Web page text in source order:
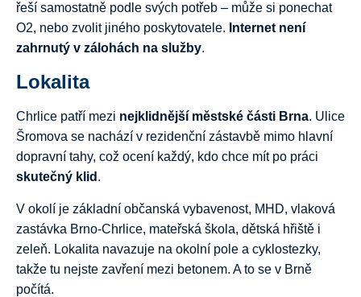
řeší samostatně podle svých potřeb – může si ponechat
O2, nebo zvolit jiného poskytovatele. Internet není
zahrnutý v zálohách na služby.
Lokalita
Chrlice patří mezi nejklidnější městské části Brna. Ulice
Šromova se nachází v rezidenční zástavbě mimo hlavní
dopravní tahy, což ocení každý, kdo chce mít po práci
skutečný klid .
V okolí je základní občanská vybavenost, MHD, vlaková
zastávka Brno-Chrlice, mateřská škola, dětská hřiště i
zeleň. Lokalita navazuje na okolní pole a cyklostezky,
takže tu nejste zavření mezi betonem. A to se v Brně
počítá.